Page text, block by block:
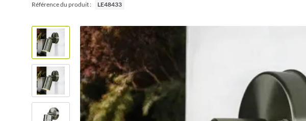
Référence du produit : LE48433